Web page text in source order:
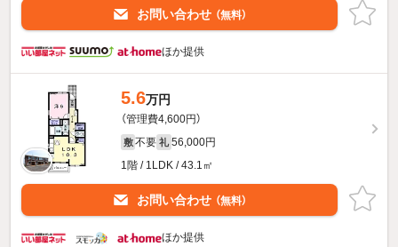
お問い合わせ （無料）
ほか提供
5.6万円
（管理費4,600円）
敷 不要 礼 56,000円
1階 / 1LDK / 43.1㎡
お問い合わせ （無料）
ほか提供